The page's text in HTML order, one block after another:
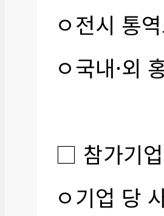
ㅇ전시 통
ㅇ국내·외
□ 참가기
ㅇ기업 당